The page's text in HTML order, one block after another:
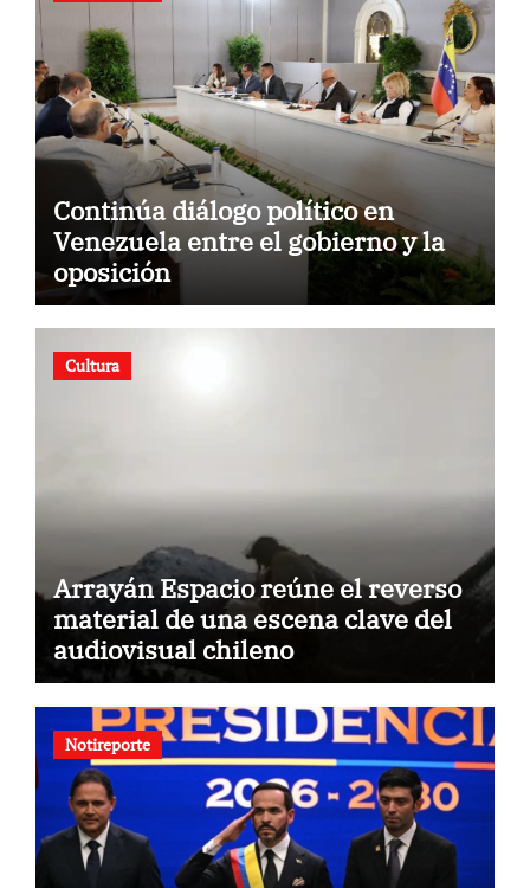
Continúa diálogo político en
Venezuela entre el gobierno y la
oposición
Cultura
Arrayán Espacio reúne el reverso
material de una escena clave del
audiovisual chileno
Notireporte